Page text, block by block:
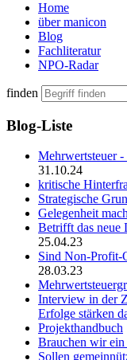
Home
über manicon
Blog
Fachliteratur
NPO-Radar
finden
Blog-Liste
Mehrwertsteuer
31.10.24
kritische
Strategische
Gelegenheit
Betrifft das neue
25.04.23
Sind Non-Profit-
28.03.23
Interview in der
Erfolge stärken
Projekthandbuch
Brauchen wir
Sollen